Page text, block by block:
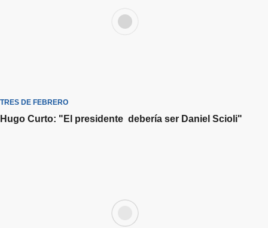
TRES DE FEBRERO
Hugo Curto: "El presidente debería ser Daniel Scioli"